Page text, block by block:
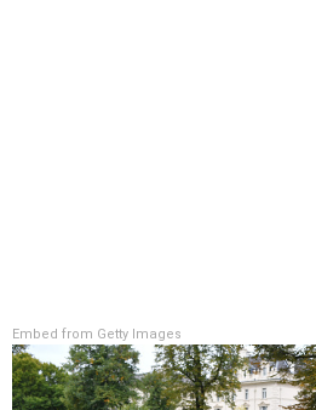
Embed from Getty Images